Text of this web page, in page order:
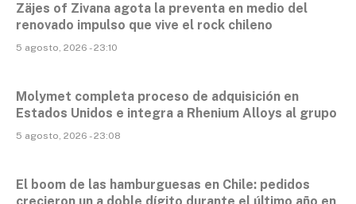
Zäjes of Zivana agota la preventa en medio del
renovado impulso que vive el rock chileno
5 agosto, 2026 - 23:10
Molymet completa proceso de adquisición en
Estados Unidos e integra a Rhenium Alloys al grupo
5 agosto, 2026 - 23:08
El boom de las hamburguesas en Chile: pedidos